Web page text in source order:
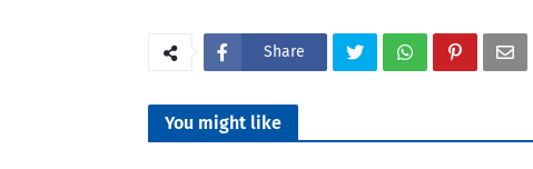
Share
You might like